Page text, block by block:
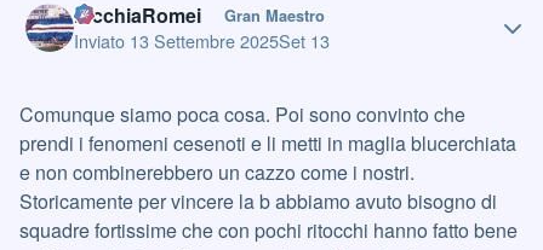
PicchiaRomei Gran Maestro
Inviato 13 Settembre 2025Set 13
Comunque siamo poca cosa. Poi sono convinto che
prendi i fenomeni cesenoti e li metti in maglia blucerchiata
e non combinerebbero un cazzo come i nostri.
Storicamente per vincere la b abbiamo avuto bisogno di
squadre fortissime che con pochi ritocchi hanno fatto bene